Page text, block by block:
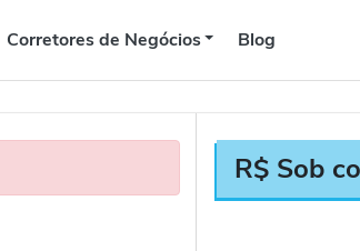
Corretores de Negócios Blog
R$ Sob